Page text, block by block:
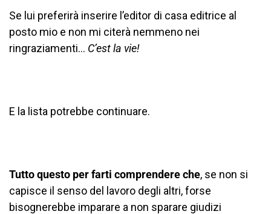
Se lui preferirà inserire l’editor di casa editrice al
posto mio e non mi citerà nemmeno nei
ringraziamenti… C’est la vie!
E la lista potrebbe continuare.
Tutto questo per farti comprendere che, se non si
capisce il senso del lavoro degli altri, forse
bisognerebbe imparare a non sparare giudizi